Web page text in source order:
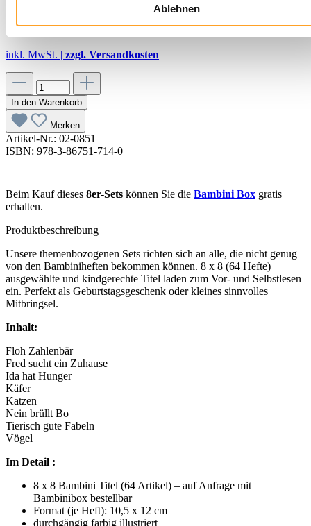
Ablehnen
inkl. MwSt. | zzgl. Versandkosten
In den Warenkorb
Merken
Artikel-Nr.: 02-0851
ISBN: 978-3-86751-714-0
Beim Kauf dieses 8er-Sets können Sie die Bambini Box gratis
erhalten.
Produktbeschreibung
Unsere themenbozogenen Sets richten sich an alle, die nicht genug
von den Bambiniheften bekommen können. 8 x 8 (64 Hefte)
ausgewählte und kindgerechte Titel laden zum Vor- und Selbstlesen
ein. Perfekt als Geburtstagsgeschenk oder kleines sinnvolles
Mitbringsel.
Inhalt:
Floh Zahlenbär
Fred sucht ein Zuhause
Ida hat Hunger
Käfer
Katzen
Nein brüllt Bo
Tierisch gute Fabeln
Vögel
Im Detail :
8 x 8 Bambini Titel (64 Artikel) – auf Anfrage mit
Bambinibox bestellbar
Format (je Heft): 10,5 x 12 cm
durchgängig farbig illustriert